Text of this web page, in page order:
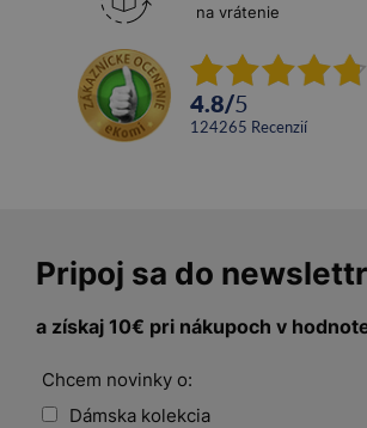
na vrátenie
4.8/5
124265 recenzií
Pripoj sa do
a získaj 10€ pri nákupoch v
Chcem novinky o:
Dámska kolekcia